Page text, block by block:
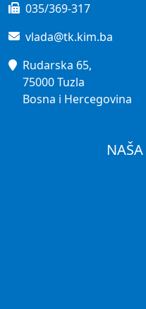
035/369-317
vlada@tk.kim.ba
Rudarska 65,
75000 Tuzla
Bosna i Hercegovina